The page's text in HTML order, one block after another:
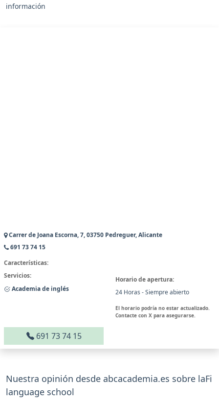
información
Carrer de Joana Escorna, 7, 03750 Pedreguer, Alicante
691 73 74 15
Características:
Servicios:
Academia de inglés
Horario de apertura:
24 Horas - Siempre abierto
El horario podría no estar actualizado.
Contacte con X para asegurarse.
691 73 74 15
Nuestra opinión desde abcacademia.es sobre laFi
language school